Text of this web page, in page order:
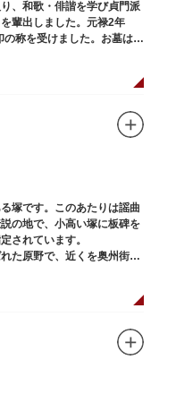
、和歌・俳諧を学び貞門派
輩出しました。元禄2年
の称を受けました。お墓は正
塚です。このあたりは謡曲
の地で、小高い塚に板碑を
されています。
た原野で、近くを奥州街道
んだ名称です。「梅若伝
信夫藤太という人買いにさ
病にかかりこの地に捨てら
して妙亀尼と称し庵を結ん
をもとにしています。
「弘安十一年戊子五月二十
のです。しかし妙亀塚と板